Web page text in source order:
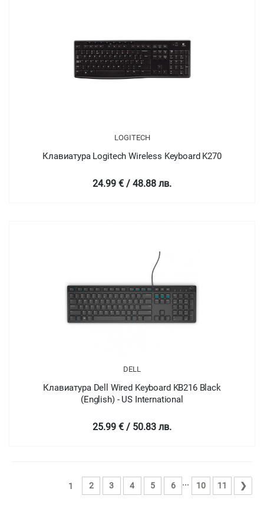
LOGITECH
Клавиатура Logitech Wireless Keyboard K270
24.99 € / 48.88 лв.
DELL
Клавиатура Dell Wired Keyboard KB216 Black
(English) - US International
25.99 € / 50.83 лв.
1 2 3 4 5 6 ... 10 11 ❯